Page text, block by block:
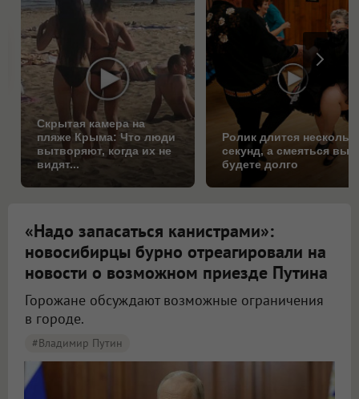
Скрытая камера на
пляже Крыма: Что люди
вытворяют, когда их не
видят...
Ролик длится
секунд, а смеяться вы
будете долго
«Надо запасаться канистрами»:
новосибирцы бурно отреагировали на
новости о возможном приезде Путина
Горожане обсуждают возможные ограничения
в городе.
#Владимир Путин